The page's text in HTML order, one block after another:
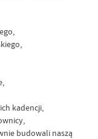
kadencji,
budowali naszą